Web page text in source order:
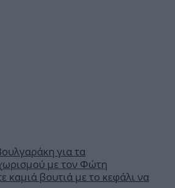
για τα
με τον Φώτη
καμιά βουτιά με το κεφάλι να